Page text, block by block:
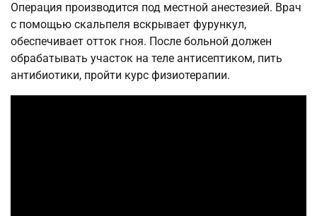
Операция производится под местной анестезией. Врач
с помощью скальпеля вскрывает фурункул,
обеспечивает отток гноя. После больной должен
обрабатывать участок на теле антисептиком, пить
антибиотики, пройти курс физиотерапии.